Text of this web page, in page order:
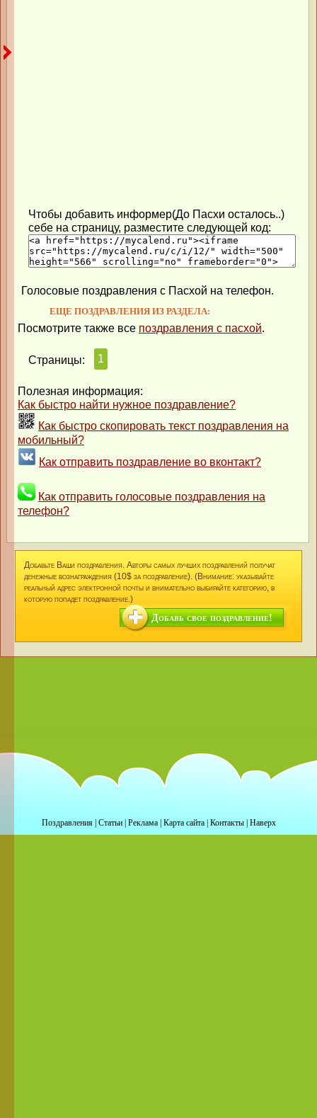
Чтобы добавить информер(До Пасхи осталось..)
себе на страницу, разместите следующей код:
Голосовые поздравления с Пасхой на телефон.
ЕЩЕ ПОЗДРАВЛЕНИЯ ИЗ РАЗДЕЛА:
Посмотрите также все поздравления с пасхой.
Страницы: 1
Полезная информация:
Как быстро найти нужное поздравление?
Как быстро скопировать текст поздравления на
мобильный?
Как отправить поздравление во вконтакт?
Как отправить голосовые поздравления на
телефон?
Добавьте Ваши поздравления. Авторы самых лучших поздравлений получат
денежные вознаграждения (10$ за поздравление). (Внимание: указывайте
реальный адрес электронной почты и внимательно выбирайте категорию, в
которую попадет поздравление.)
Добавь свое поздравление!
Поздравления| Статьи| Реклама| Карта сайта| Контакты| Наверх